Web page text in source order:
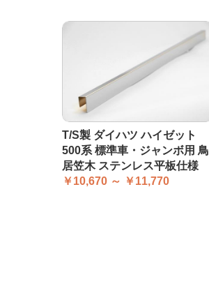
T/S製 ダイハツ ハイゼット
500系 標準車・ジャンボ用 鳥
居笠木 ステンレス平板仕様
￥10,670 ～ ￥11,770